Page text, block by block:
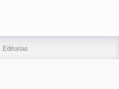
Editorias